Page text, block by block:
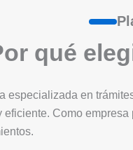
qué
especializada en
eficiente. Como